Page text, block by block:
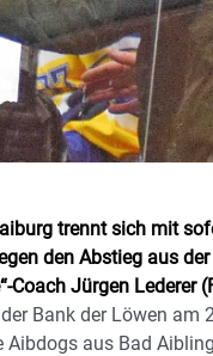
trennt sich mit
den Abstieg aus
Coach Jürgen Lederer
Bank der Löwen am
Aibdogs aus Bad